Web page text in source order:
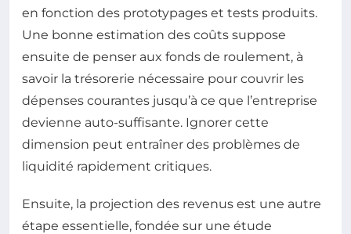
en fonction des prototypages et tests produits.
Une bonne estimation des coûts suppose
ensuite de penser aux fonds de roulement, à
savoir la trésorerie nécessaire pour couvrir les
dépenses courantes jusqu’à ce que l’entreprise
devienne auto-suffisante. Ignorer cette
dimension peut entraîner des problèmes de
liquidité rapidement critiques.
Ensuite, la projection des revenus est une autre
étape essentielle, fondée sur une étude